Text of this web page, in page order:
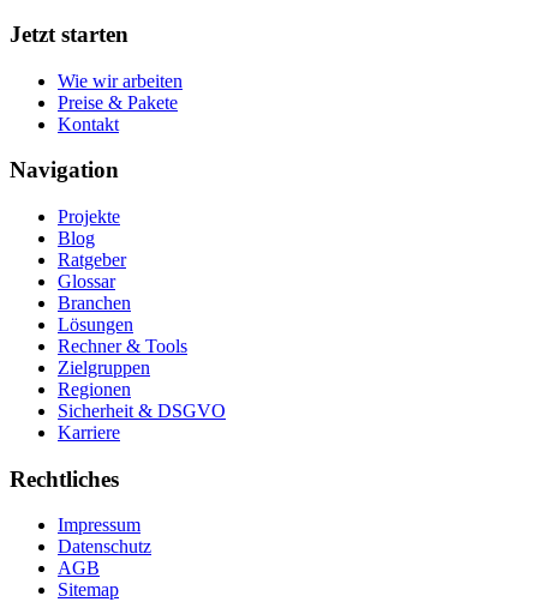
Jetzt starten
Wie wir arbeiten
Preise & Pakete
Kontakt
Navigation
Projekte
Blog
Ratgeber
Glossar
Branchen
Lösungen
Rechner & Tools
Zielgruppen
Regionen
Sicherheit & DSGVO
Karriere
Rechtliches
Impressum
Datenschutz
AGB
Sitemap